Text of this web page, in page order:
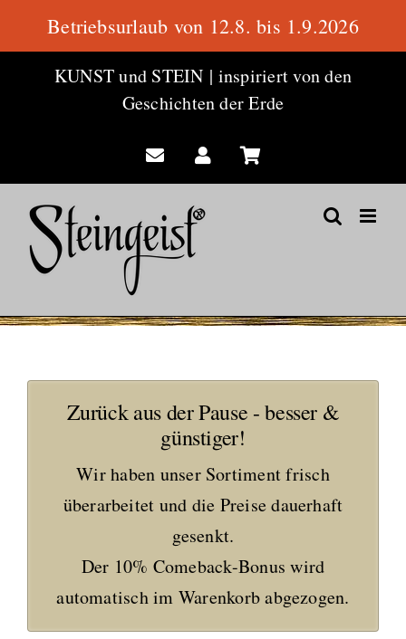
KUNST und STEIN | inspiriert von den
Geschichten der Erde
Zurück aus der Pause - besser &
günstiger!
Wir haben unser Sortiment frisch
überarbeitet und die Preise dauerhaft
gesenkt.
Der 10% Comeback-Bonus wird
automatisch im Warenkorb abgezogen.
Betriebsurlaub von 12.8. bis 1.9.2026